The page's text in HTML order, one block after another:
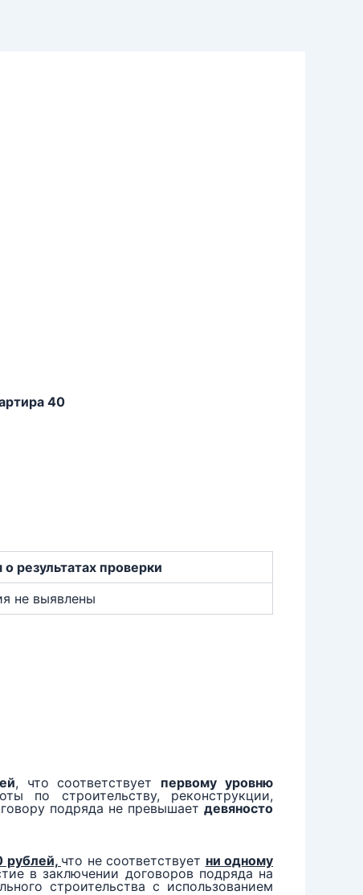
40
результатах проверки
не выявлены
, что соответствует первому уровню
по строительству, реконструкции,
подряда не превышает девяносто
рублей, что не соответствует ни одному
в заключении договоров подряда на
строительства с использованием